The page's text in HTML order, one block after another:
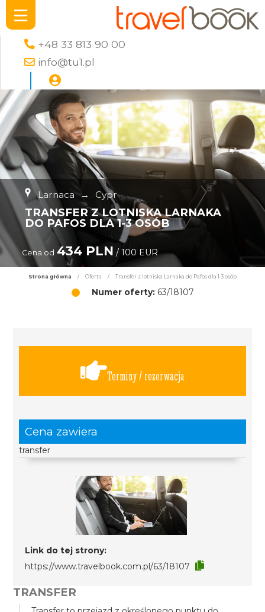
+48 33 813 90 00
info@tu1.pl
Larnaca → Cypr
TRANSFER Z LOTNISKA LARNAKA
DO PAFOS DLA 1-3 OSÓB
Cena od 434 PLN / 100 EUR
Strona główna / Oferta / Transfer z lotniska Larnaka do Pafos dla 1-3 osób
Numer oferty:63/18107
Terminy / rezerwacja
Cena zawiera
transfer
Link do tej strony:
https://www.travelbook.com.pl/63/18107
TRANSFER